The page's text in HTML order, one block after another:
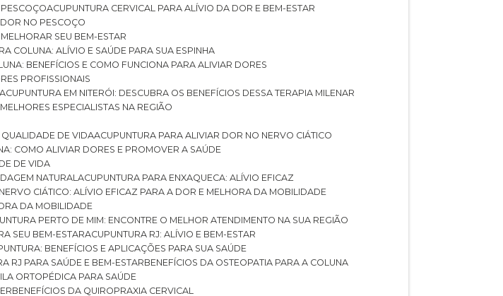
PESCOÇO
ACUPUNTURA CERVICAL PARA ALÍVIO DA DOR E BEM-ESTAR
DOR NO PESCOÇO
SEU BEM-ESTAR
COLUNA: ALÍVIO E SAÚDE PARA SUA ESPINHA
BENEFÍCIOS E COMO FUNCIONA PARA ALIVIAR DORES
PROFISSIONAIS
ACUPUNTURA EM NITERÓI: DESCUBRA OS BENEFÍCIOS DESSA TERAPIA MILENAR
ESPECIALISTAS NA REGIÃO
QUALIDADE DE VIDA
ACUPUNTURA PARA ALIVIAR DOR NO NERVO CIÁTICO
COMO ALIVIAR DORES E PROMOVER A SAÚDE
DE VIDA
NATURAL
ACUPUNTURA PARA ENXAQUECA: ALÍVIO EFICAZ
NERVO CIÁTICO: ALÍVIO EFICAZ PARA A DOR E MELHORA DA MOBILIDADE
DA MOBILIDADE
PERTO DE MIM: ENCONTRE O MELHOR ATENDIMENTO NA SUA REGIÃO
SEU BEM-ESTAR
ACUPUNTURA RJ: ALÍVIO E BEM-ESTAR
BENEFÍCIOS E APLICAÇÕES PARA SUA SAÚDE
RJ PARA SAÚDE E BEM-ESTAR
BENEFÍCIOS DA OSTEOPATIA PARA A COLUNA
ORTOPÉDICA PARA SAÚDE
BENEFÍCIOS DA QUIROPRAXIA CERVICAL